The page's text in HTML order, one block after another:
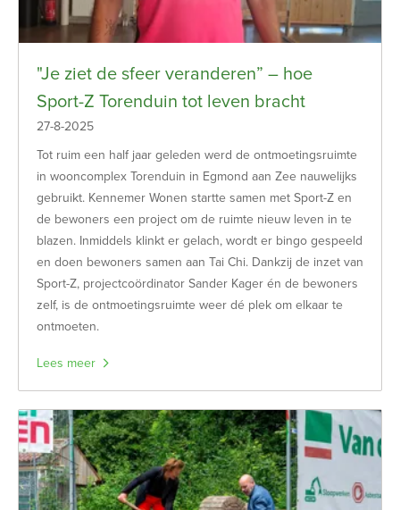
"Je ziet de sfeer veranderen” – hoe
Sport-Z Torenduin tot leven bracht
27-8-2025
Tot ruim een half jaar geleden werd de ontmoetingsruimte
in wooncomplex Torenduin in Egmond aan Zee nauwelijks
gebruikt. Kennemer Wonen startte samen met Sport-Z en
de bewoners een project om de ruimte nieuw leven in te
blazen. Inmiddels klinkt er gelach, wordt er bingo gespeeld
en doen bewoners samen aan Tai Chi. Dankzij de inzet van
Sport-Z, projectcoördinator Sander Kager én de bewoners
zelf, is de ontmoetingsruimte weer dé plek om elkaar te
ontmoeten.
Lees meer